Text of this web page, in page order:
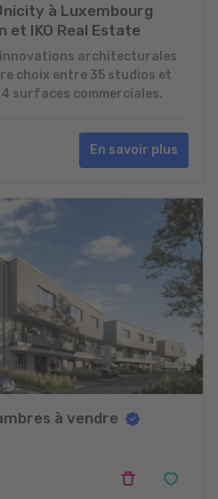
à Luxembourg
et IKO Real Estate
architecturales
choix entre 35 studios et
surfaces commerciales.
En savoir plus
à vendre